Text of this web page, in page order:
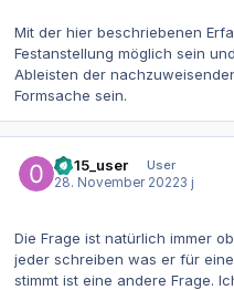
Mit der hier beschriebenen
Festanstellung möglich sein
Ableisten der
Formsache sein.
0815_user
User
28. November 20223 j
Die Frage ist natürlich immer
jeder schreiben was er für
stimmt ist eine andere Frage.